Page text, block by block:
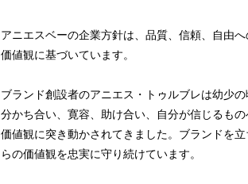
アニエスベーの企業方針は、品質、信頼、自由
価値観に基づいています。
ブランド創設者のアニエス・トゥルブレは幼少の
分かち合い、寛容、助け合い、自分が信じるも
価値観に突き動かされてきました。ブランドを
らの価値観を忠実に守り続けています。